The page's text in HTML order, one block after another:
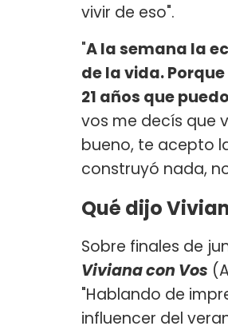
vivir de eso".
"A la semana la
de la vida.
21 años que
vos me decís que
bueno, te acepto
construyó nada,
Qué dijo
Sobre finales de
Viviana con Vos
"Hablando de
influencer del